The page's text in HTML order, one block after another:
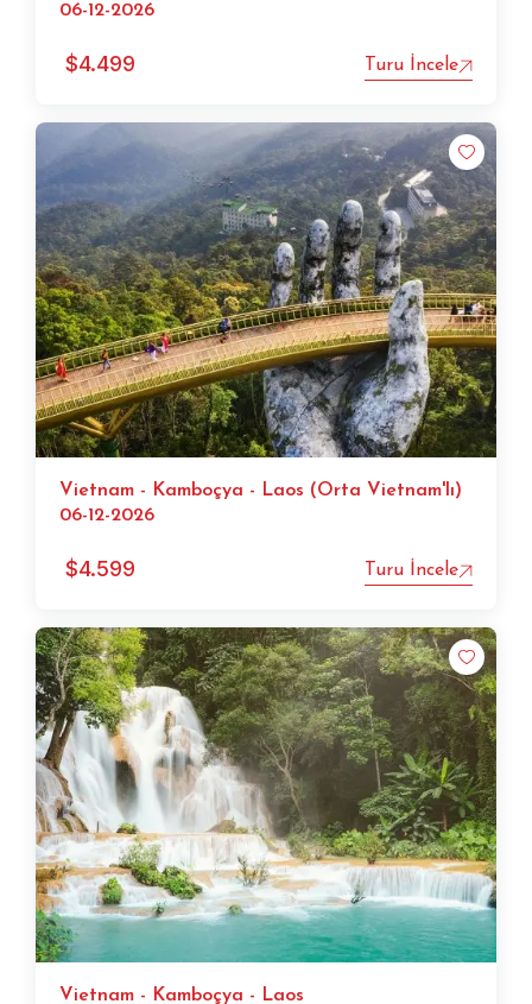
06-12-2026
$4.499 Turu İncele
Vietnam - Kamboçya - Laos (Orta Vietnam'lı)
06-12-2026
$4.599 Turu İncele
Vietnam - Kamboçya - Laos